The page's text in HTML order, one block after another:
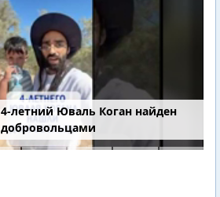
4-летний Юваль Коган найден
добровольцами